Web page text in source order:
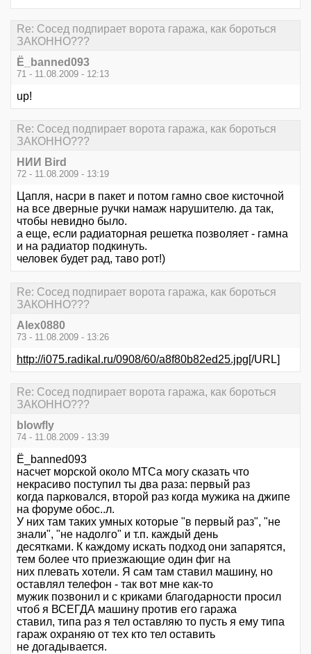
Re: Сосед подпирает ворота гаража, как бороться
ЗАКОННО???
Ё_banned093
71 - 11.08.2009 - 12:13
up!
Re: Сосед подпирает ворота гаража, как бороться
ЗАКОННО???
НИИ Bird
72 - 11.08.2009 - 13:19
Цапля, насри в пакет и потом гамно свое кисточной
на все дверные ручки намаж нарушителю. да так,
чтобы невидно было.
а еще, если радиаторная решетка позволяет - гамна
и на радиатор подкинуть.
человек будет рад, таво рот!)
Re: Сосед подпирает ворота гаража, как бороться
ЗАКОННО???
Alex0880
73 - 11.08.2009 - 13:26
http://i075.radikal.ru/0908/60/a8f80b82ed25.jpg[/URL]
Re: Сосед подпирает ворота гаража, как бороться
ЗАКОННО???
blowfly
74 - 11.08.2009 - 13:39
Ё_banned093
насчет морской около МТСа могу сказать что
некрасиво поступил ты два раза: первый раз
когда парковался, второй раз когда мужика на джипе
на форуме обос..л.
У них там таких умных которые "в первый раз", "не
знали", "не надолго" и т.п. каждый день
десятками. К каждому искать подход они запарятся,
тем более что приезжающие один фиг на
них плевать хотели. Я сам там ставил машину, но
оставлял телефон - так вот мне как-то
мужик позвонил и с криками благодарности просил
чтоб я ВСЕГДА машину против его гаража
ставил, типа раз я тел оставляю то пусть я ему типа
гараж охраняю от тех кто тел оставить
не догадывается.